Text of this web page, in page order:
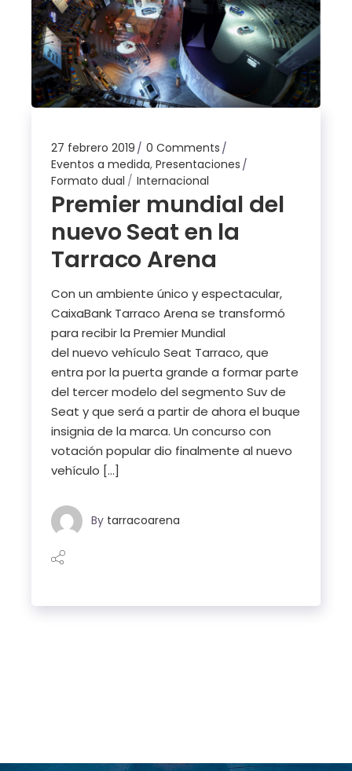
27 febrero 2019
0 Comments
Eventos a medida,Presentaciones
Formato dual
Internacional
Premier mundial del
nuevo Seat en la
Tarraco Arena
Con un ambiente único y espectacular,
CaixaBank Tarraco Arena se transformó
para recibir la Premier Mundial
del nuevo vehículo Seat Tarraco, que
entra por la puerta grande a formar parte
del tercer modelo del segmento Suv de
Seat y que será a partir de ahora el buque
insignia de la marca. Un concurso con
votación popular dio finalmente al nuevo
vehículo […]
By tarracoarena